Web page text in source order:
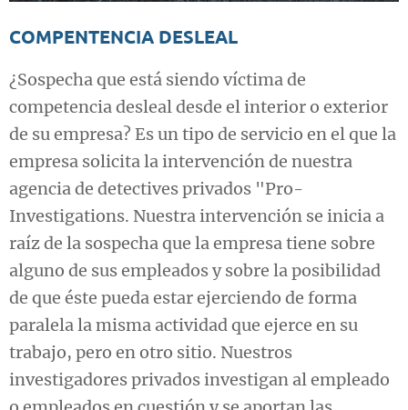
COMPENTENCIA DESLEAL
¿Sospecha que está siendo víctima de
competencia desleal desde el interior o exterior
de su empresa? Es un tipo de servicio en el que la
empresa solicita la intervención de nuestra
agencia de detectives privados "Pro-
Investigations. Nuestra intervención se inicia a
raíz de la sospecha que la empresa tiene sobre
alguno de sus empleados y sobre la posibilidad
de que éste pueda estar ejerciendo de forma
paralela la misma actividad que ejerce en su
trabajo, pero en otro sitio. Nuestros
investigadores privados investigan al empleado